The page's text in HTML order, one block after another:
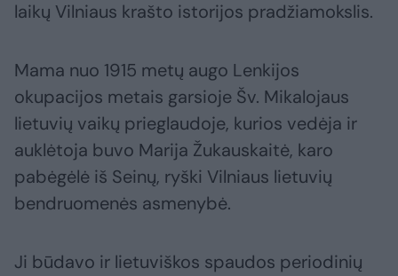
laikų Vilniaus krašto istorijos pradžiamokslis.
Mama nuo 1915 metų augo Lenkijos
okupacijos metais garsioje Šv. Mikalojaus
lietuvių vaikų prieglaudoje, kurios vedėja ir
auklėtoja buvo Marija Žukauskaitė, karo
pabėgėlė iš Seinų, ryški Vilniaus lietuvių
bendruomenės asmenybė.
Ji būdavo ir lietuviškos spaudos periodinių